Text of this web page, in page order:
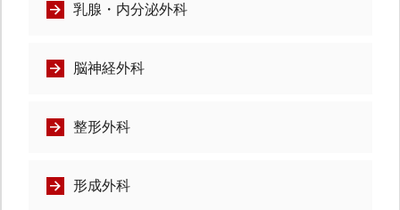
乳腺・内分泌外科
脳神経外科
整形外科
形成外科